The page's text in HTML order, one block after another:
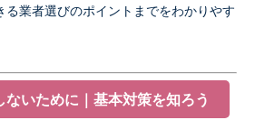
業者選びのポイントまでをわかりやす
いために｜基本対策を知ろう